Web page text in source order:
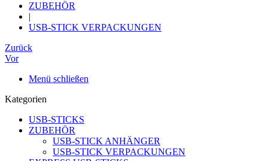
ZUBEHÖR
|
USB-STICK VERPACKUNGEN
Zurück
Vor
Menü schließen
Kategorien
USB-STICKS
ZUBEHÖR
USB-STICK ANHÄNGER
USB-STICK VERPACKUNGEN